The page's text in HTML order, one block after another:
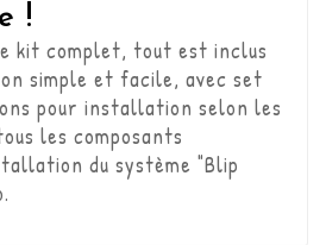
!
kit complet, tout est inclus
simple et facile, avec set
pour installation selon les
les composants
du système "Blip